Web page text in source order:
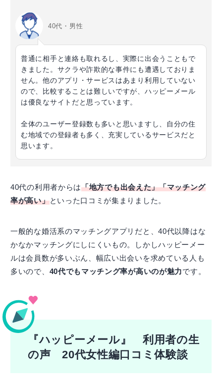
40代・男性
普通に相手と連絡も取れるし、実際に出会うこともで
きました。サクラや詐欺的な事件にも遭遇しておりま
せん。他のアプリ・サービスはあまり利用していない
ので、比較することは難しいですが、ハッピーメール
は優良なサイトだと思っています。
全体のユーザー登録数も多いと思いますし、自分の住
む地域での登録者も多く、充実しているサービスだと
思います。
40代の利用者からは「地方でも出会えた」「マッチング
率が高い」といった口コミが集まりました。
一般的な婚活系のマッチングアプリだと、40代以降はな
かなかマッチングにしにくいもの。しかしハッピーメー
ルは会員数が多いぶん、幅広い出会いを求めている人も
多いので、 40代でもマッチング率が高いのが魅力です。
『ハッピーメール』 利用者の生
の声 20代女性編口コミ体験談